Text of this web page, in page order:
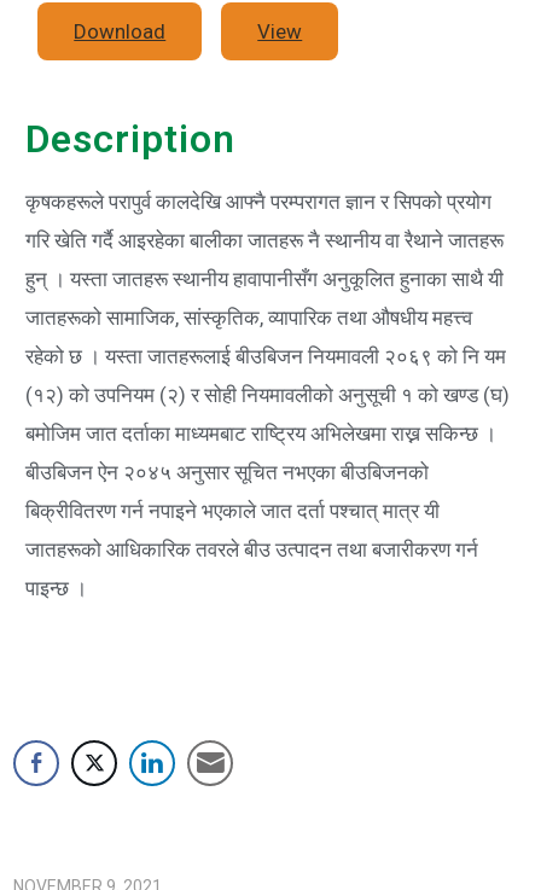
Download View
Description
कृषकहरूले परापुर्व कालदेखि आफ्नै परम्परागत ज्ञान र सिपको प्रयोग
गरि खेति गर्दै आइरहेका बालीका जातहरू नै स्थानीय वा रैथाने जातहरू
हुन् । यस्ता जातहरू स्थानीय हावापानीसँग अनुकूलित हुनाका साथै यी
जातहरूको सामाजिक, सांस्कृतिक, व्यापारिक तथा औषधीय महत्त्व
रहेको छ । यस्ता जातहरूलाई बीउबिजन नियमावली २०६९ को नि यम
(१२) को उपनियम (२) र सोही नियमावलीको अनुसूची १ को खण्ड (घ)
बमोजिम जात दर्ताका माध्यमबाट राष्ट्रिय अभिलेखमा राख्न सकिन्छ ।
बीउबिजन ऐन २०४५ अनुसार सूचित नभएका बीउबिजनको
बिक्रीवितरण गर्न नपाइने भएकाले जात दर्ता पश्चात् मात्र यी
जातहरूको आधिकारिक तवरले बीउ उत्पादन तथा बजारीकरण गर्न
पाइन्छ ।